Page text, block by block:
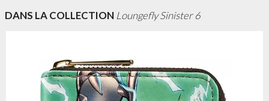
DANS LA COLLECTION Loungefly Sinister 6